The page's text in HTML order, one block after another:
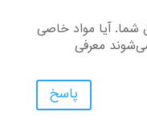
شما. آیا مواد خاصی
معرفی
پاسخ